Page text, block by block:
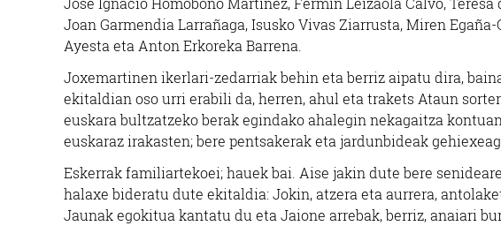
Joan Garmendia Larrañaga, Isusko Vivas Ziarrusta, Miren
Ayesta eta Anton Erkoreka Barrena.
Joxemartinen ikerlari-zedarriak behin eta berriz aipatu dira,
ekitaldian oso urri erabili da, herren, ahul eta trakets Ataun
euskara bultzatzeko berak egindako ahalegin nekagaitza
euskaraz irakasten; bere pentsakerak eta jardunbideak
Eskerrak familiartekoei; hauek bai. Aise jakin dute bere
halaxe bideratu dute ekitaldia: Jokin, atzera eta aurrera,
Jaunak egokitua kantatu du eta Jaione arrebak, berriz, anaiari